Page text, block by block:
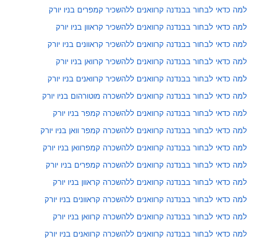
למה כדאי לבחור בבנדנה קרוואנים ללהשכיר קמפרים בניו יורק
למה כדאי לבחור בבנדנה קרוואנים ללהשכיר קראוון בניו יורק
למה כדאי לבחור בבנדנה קרוואנים ללהשכיר קראוונים בניו יורק
למה כדאי לבחור בבנדנה קרוואנים ללהשכיר קרוואן בניו יורק
למה כדאי לבחור בבנדנה קרוואנים ללהשכיר קרוואנים בניו יורק
למה כדאי לבחור בבנדנה קרוואנים ללהשכרה מוטורהום בניו יורק
למה כדאי לבחור בבנדנה קרוואנים ללהשכרה קמפר בניו יורק
למה כדאי לבחור בבנדנה קרוואנים ללהשכרה קמפר וואן בניו יורק
למה כדאי לבחור בבנדנה קרוואנים ללהשכרה קמפרוואן בניו יורק
למה כדאי לבחור בבנדנה קרוואנים ללהשכרה קמפרים בניו יורק
למה כדאי לבחור בבנדנה קרוואנים ללהשכרה קראוון בניו יורק
למה כדאי לבחור בבנדנה קרוואנים ללהשכרה קראוונים בניו יורק
למה כדאי לבחור בבנדנה קרוואנים ללהשכרה קרוואן בניו יורק
למה כדאי לבחור בבנדנה קרוואנים ללהשכרה קרוואנים בניו יורק